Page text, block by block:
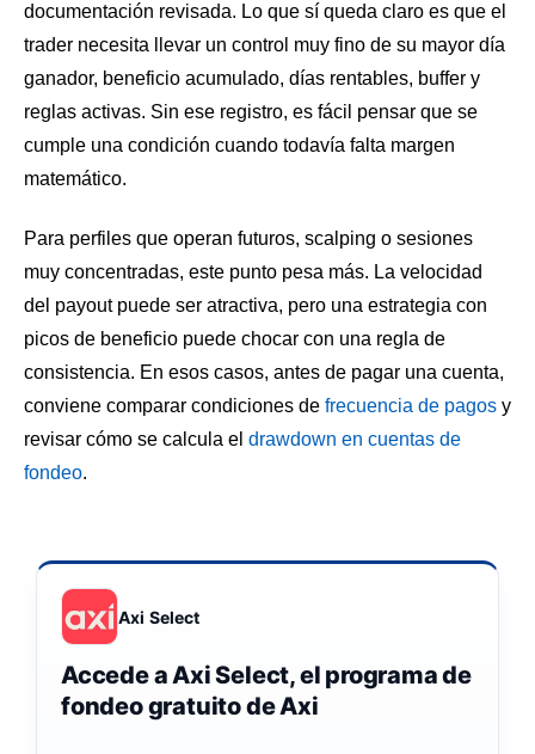
documentación revisada. Lo que sí queda claro es que el
trader necesita llevar un control muy fino de su mayor día
ganador, beneficio acumulado, días rentables, buffer y
reglas activas. Sin ese registro, es fácil pensar que se
cumple una condición cuando todavía falta margen
matemático.
Para perfiles que operan futuros, scalping o sesiones
muy concentradas, este punto pesa más. La velocidad
del payout puede ser atractiva, pero una estrategia con
picos de beneficio puede chocar con una regla de
consistencia. En esos casos, antes de pagar una cuenta,
conviene comparar condiciones de frecuencia de pagos y
revisar cómo se calcula el drawdown en cuentas de
fondeo.
Axi Select
Accede a Axi Select, el programa de
fondeo gratuito de Axi